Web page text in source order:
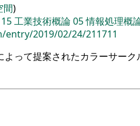
間)
15工業技術概論05情報処理概
2019/02/24/211711
って提案されたカラーサーク